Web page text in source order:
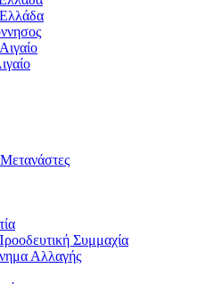
Συμμαχία
Αλλαγής